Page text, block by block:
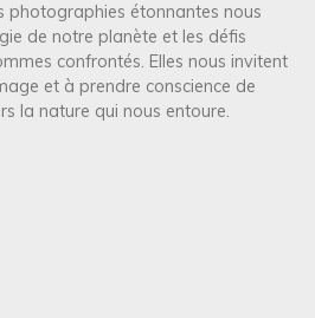
photographies étonnantes nous
de notre planète et les défis
confrontés. Elles nous invitent
et à prendre conscience de
la nature qui nous entoure.